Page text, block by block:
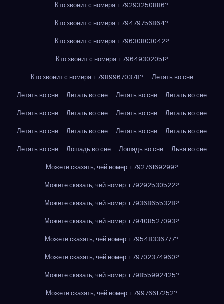
Кто звонит с номера +79293250886?
Кто звонит с номера +79479756864?
Кто звонит с номера +79630803042?
Кто звонит с номера +79649302051?
Кто звонит с номера +79899670378?
Летать во сне
Летать во сне
Летать во сне Летать во сне
Летать во сне
Летать во сне
Летать во сне Летать во сне
Летать во сне
Летать во сне
Летать во сне Летать во сне
Летать во сне
Летать во сне
Лошадь во сне Лошадь во сне
Льва во сне
Можете сказать, чей номер +79276169299?
Можете сказать, чей номер +79292530522?
Можете сказать, чей номер +79368655328?
Можете сказать, чей номер +79408527093?
Можете сказать, чей номер +79548336777?
Можете сказать, чей номер +79702374960?
Можете сказать, чей номер +79855992425?
Можете сказать, чей номер +79976617252?